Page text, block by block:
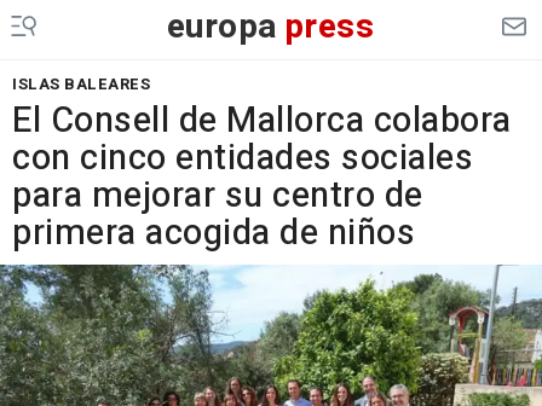
europa press
ISLAS BALEARES
El Consell de Mallorca colabora
con cinco entidades sociales
para mejorar su centro de
primera acogida de niños